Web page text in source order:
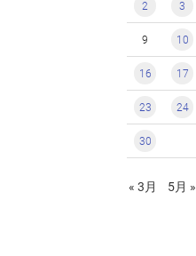
2 3
9 10
16 17
23 24
30
« 3月 5月 »